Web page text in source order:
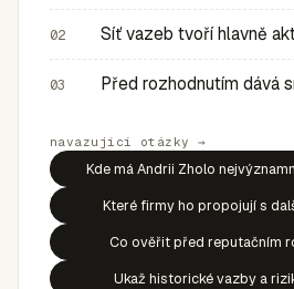
02
03
navazující otázky →
Kde má Andrii Zholo
Které firmy ho propojují s
Co ověřit před reputačním
Ukaž historické vazby a